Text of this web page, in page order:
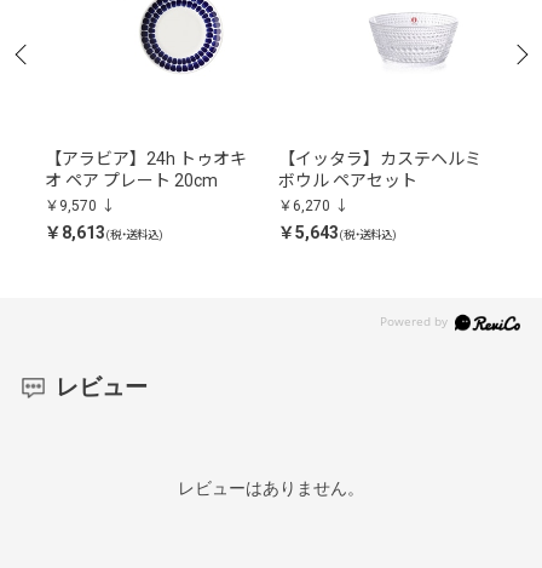
【アラビア】24h トゥオキ
オ ペア プレート 20cm
￥9,570
￥8,613(税・送料込)
【イッタラ】カステヘルミ
ボウル ペアセット
￥6,270
￥5,643(税・送料込)
レビュー
レビューはありません。